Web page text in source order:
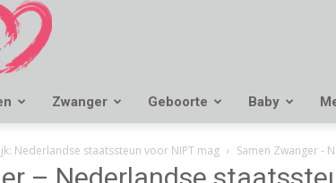
Zwanger Geboorte Baby
Nederlandse staatssteun voor NIPT mag Samen Zwanger -